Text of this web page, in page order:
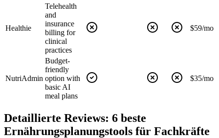
Healthie
Telehealth
and
insurance
billing for
clinical
practices
$59/mo
NutriAdmin
Budget-
friendly
option with
basic AI
meal plans
$35/mo
Detaillierte Reviews: 6 beste
Ernährungsplanungstools für Fachkräfte